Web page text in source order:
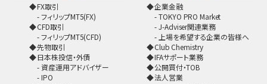
FX取引
フィリップMT5(FX)
CFD取引
フィリップMT5(CFD)
先物取引
日本株投信・外債
資産運用アドバイザー
IPO
企業金融
TOKYO PRO Market
J-Adviser関連業務
上場を希望する企業の皆様へ
Club Chemistry
IFAサポート業務
公開買付・TOB
法人営業